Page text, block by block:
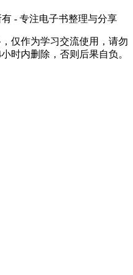
- 专注电子书整理与分享
仅作为学习交流使用，请勿
时内删除，否则后果自负。